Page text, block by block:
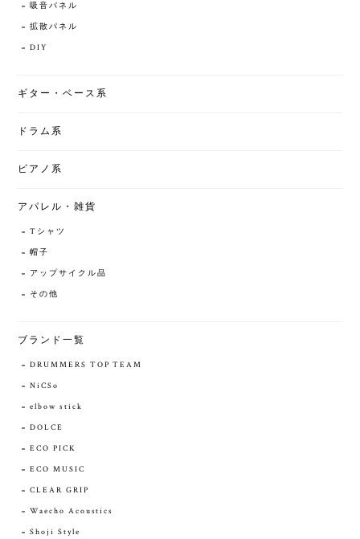
吸音パネル
拡散パネル
DIY
ギター・ベース系
ドラム系
ピアノ系
アパレル・雑貨
Tシャツ
帽子
アップサイクル品
その他
ブランド一覧
DRUMMERS TOP TEAM
NiCSo
elbow stick
DOLCE
ECO PICK
ECO MUSIC
CLEAR GRIP
Waecho Acoustics
Shoji Style